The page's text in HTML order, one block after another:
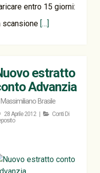
entro 15 giorni:
scansione […]
estratto
Advanzia
Massimiliano Brasile
28 Aprile 2012 |
Conti Di